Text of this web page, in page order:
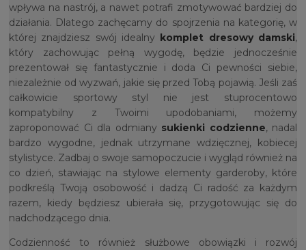
wpływa na nastrój, a nawet potrafi zmotywować bardziej do
działania. Dlatego zachęcamy do spojrzenia na kategorię, w
której znajdziesz swój idealny komplet dresowy damski,
który zachowując pełną wygodę, będzie jednocześnie
prezentował się fantastycznie i doda Ci pewności siebie,
niezależnie od wyzwań, jakie się przed Tobą pojawią. Jeśli zaś
całkowicie sportowy styl nie jest stuprocentowo
kompatybilny z Twoimi upodobaniami, możemy
zaproponować Ci dla odmiany sukienki codzienne, nadal
bardzo wygodne, jednak utrzymane wdzięcznej, kobiecej
stylistyce. Zadbaj o swoje samopoczucie i wygląd również na
co dzień, stawiając na stylowe elementy garderoby, które
podkreślą Twoją osobowość i dadzą Ci radość za każdym
razem, kiedy będziesz ubierała się, przygotowując się do
nadchodzącego dnia.
Codzienność to również służbowe obowiązki i rozwój